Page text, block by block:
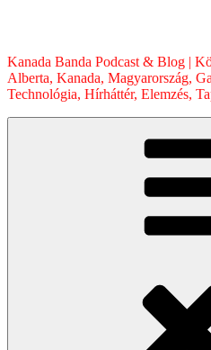
Kanada Banda Podcast & Blog |
Alberta, Kanada, Magyarország,
Technológia, Hírháttér, Elemzés,